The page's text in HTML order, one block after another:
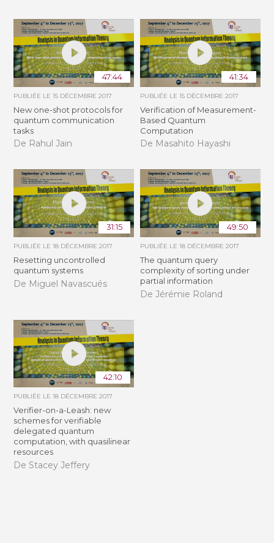
47:44
PUBLIÉE LE15 DÉCEMBRE 2017
New one-shot protocols for
quantum communication
tasks
De Rahul Jain
41:34
PUBLIÉE LE 15 DÉCEMBRE 2017
Verification of Measurement-
Based Quantum
Computation
De Masahito Hayashi
31:15
PUBLIÉE LE18 DÉCEMBRE 2017
Resetting uncontrolled
quantum systems
De Miguel Navascués
49:50
PUBLIÉE LE 18 DÉCEMBRE 2017
The quantum query
complexity of sorting under
partial information
De Jérémie Roland
42:10
PUBLIÉE LE18 DÉCEMBRE 2017
Verifier-on-a-Leash: new
schemes for verifiable
delegated quantum
computation, with quasilinear
resources
De Stacey Jeffery